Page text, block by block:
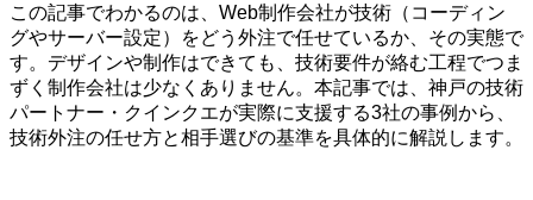
この記事でわかるのは、Web制作会社が技術（コーディン
グやサーバー設定）をどう外注で任せているか、その実態で
す。デザインや制作はできても、技術要件が絡む工程でつま
ずく制作会社は少なくありません。本記事では、神戸の技術
パートナー・クインクエが実際に支援する3社の事例から、
技術外注の任せ方と相手選びの基準を具体的に解説します。